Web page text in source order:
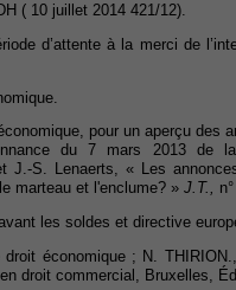
( 10 juillet 2014 421/12).
d’attente à la merci de
pour un aperçu des
du 7 mars 2013 de
J.-S. Lenaerts, « Les
marteau et l'enclume? » J.T.,
les soldes et directive
économique ; N.
droit commercial, Bruxelles,